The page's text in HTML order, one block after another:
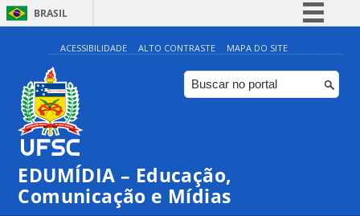
BRASIL
Simplifique!
Comunica BR
Participe
ACESSIBILIDADE ALTO CONTRASTE MAPA DO SITE
EDUMÍDIA – Educação,
Comunicação e Mídias